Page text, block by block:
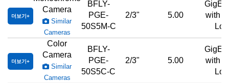
더보기
Camera
Similar
Cameras
BFLY-
PGE-
50S5M-C
2/3" 5.00
GigE,
with
더보기
Color
Camera
Similar
Cameras
BFLY-
PGE-
50S5C-C
2/3" 5.00
GigE,
with